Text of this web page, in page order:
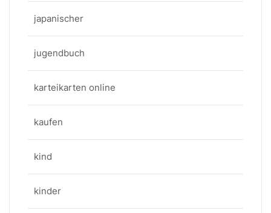
japanischer
jugendbuch
karteikarten online
kaufen
kind
kinder